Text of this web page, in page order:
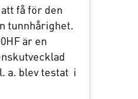
få för den
tunnhårighet.
är en
a. blev testat i